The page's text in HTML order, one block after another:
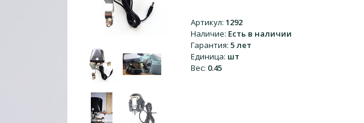
Артикул: 1292
Наличие: Есть в наличии
Гарантия: 5 лет
Единица: шт
Вес: 0.45